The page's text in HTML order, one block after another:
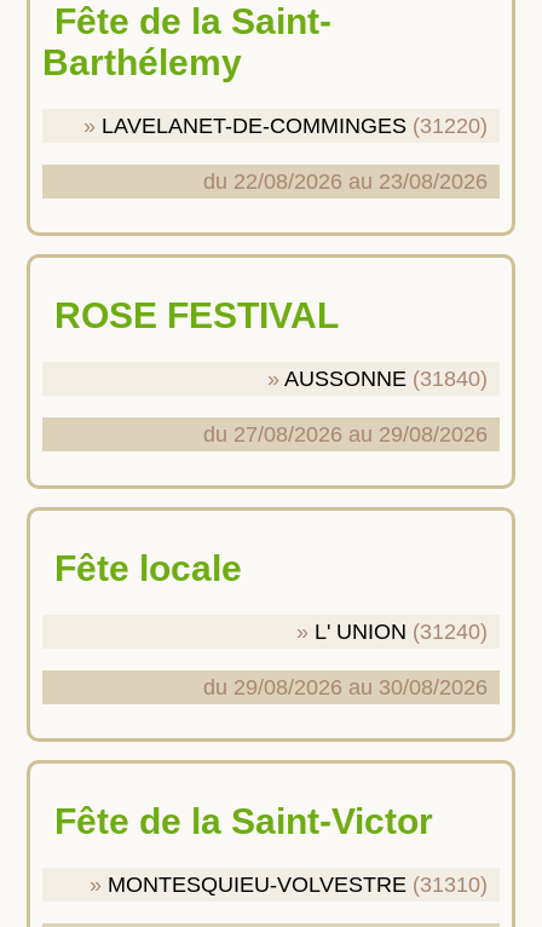
Fête de la Saint-
Barthélemy
LAVELANET-DE-COMMINGES (31220)
du 22/08/2026 au 23/08/2026
ROSE FESTIVAL
AUSSONNE (31840)
du 27/08/2026 au 29/08/2026
Fête locale
L' UNION (31240)
du 29/08/2026 au 30/08/2026
Fête de la Saint-Victor
MONTESQUIEU-VOLVESTRE (31310)